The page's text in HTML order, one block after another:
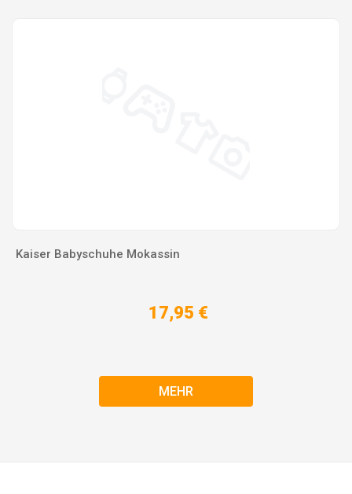
Kaiser Babyschuhe Mokassin
17,95 €
MEHR